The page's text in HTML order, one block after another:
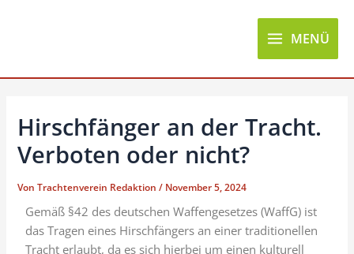
Main
Menu
MENÜ
Hirschfänger an der Tracht.
Verboten oder nicht?
VonTrachtenverein Redaktion/ November 5, 2024
Gemäß §42 des deutschen Waffengesetzes (WaffG) ist
das Tragen eines Hirschfängers an einer traditionellen
Tracht erlaubt, da es sich hierbei um einen kulturell